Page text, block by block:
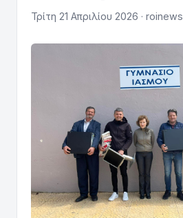
Τρίτη 21 Απριλίου 2026 · roinews